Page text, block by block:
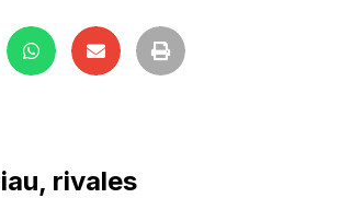
rivales